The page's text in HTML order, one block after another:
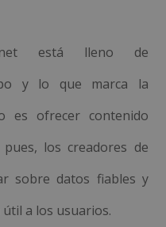
está lleno de
y lo que marca la
es ofrecer contenido
los creadores de
sobre datos fiables y
a los usuarios.